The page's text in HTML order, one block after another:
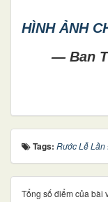
HÌNH ẢNH
— Ban
Tags: Rước Lễ
Tổng số điểm của bài